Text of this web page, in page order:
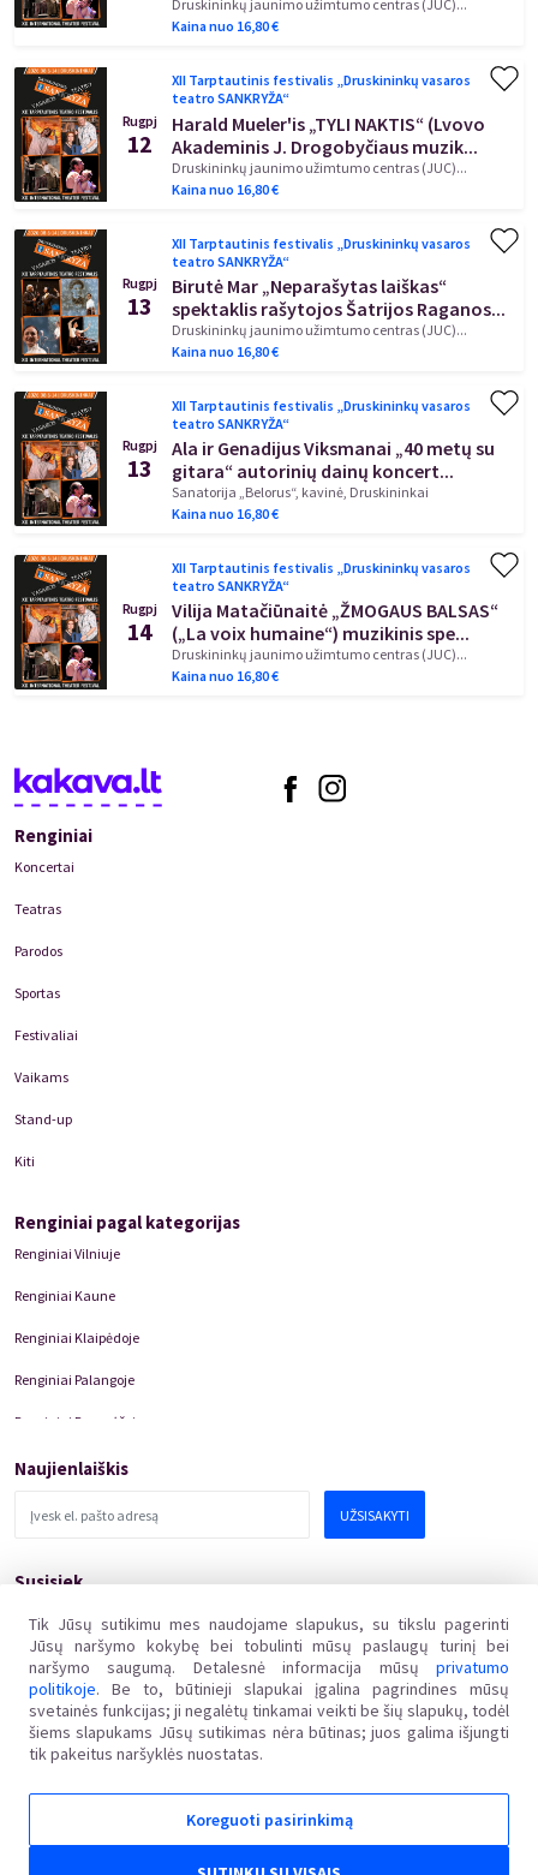
Druskininkų jaunimo užimtumo centras (JUC)...
Kaina nuo 16,80€
Rugpj
12
XII Tarptautinis festivalis „Druskininkų vasaros
teatro SANKRYŽA“
Harald Mueler'is „TYLI NAKTIS“ (Lvovo
Akademinis J. Drogobyčiaus muzik...
Druskininkų jaunimo užimtumo centras (JUC)...
Kaina nuo 16,80€
Rugpj
13
XII Tarptautinis festivalis „Druskininkų vasaros
teatro SANKRYŽA“
Birutė Mar „Neparašytas laiškas“
spektaklis rašytojos Šatrijos Raganos...
Druskininkų jaunimo užimtumo centras (JUC)...
Kaina nuo 16,80€
Rugpj
13
XII Tarptautinis festivalis „Druskininkų vasaros
teatro SANKRYŽA“
Ala ir Genadijus Viksmanai „40 metų su
gitara“ autorinių dainų koncert...
Sanatorija „Belorus“, kavinė, Druskininkai
Kaina nuo 16,80€
Rugpj
14
XII Tarptautinis festivalis „Druskininkų vasaros
teatro SANKRYŽA“
Vilija Matačiūnaitė „ŽMOGAUS BALSAS“
(„La voix humaine“) muzikinis spe...
Druskininkų jaunimo užimtumo centras (JUC)...
Kaina nuo 16,80€
Tik Jūsų sutikimu mes naudojame slapukus, su tikslu pagerinti
Jūsų naršymo kokybę bei tobulinti mūsų paslaugų turinį bei
naršymo saugumą. Detalesnė informacija mūsų privatumo
politikoje. Be to, būtinieji slapukai įgalina pagrindines mūsų
svetainės funkcijas; ji negalėtų tinkamai veikti be šių slapukų, todėl
šiems slapukams Jūsų sutikimas nėra būtinas; juos galima išjungti
tik pakeitus naršyklės nuostatas.
Koreguoti pasirinkimą
Renginiai
Koncertai
Teatras
Parodos
Sportas
Festivaliai
Vaikams
Stand-up
Kiti
Renginiai pagal kategorijas
Renginiai Vilniuje
Renginiai Kaune
Renginiai Klaipėdoje
Renginiai Palangoje
Renginiai Panevėžyje
Domino Teatro Spektakliai
Naujienlaiškis
UŽSISAKYTI
Susisiek
Adresas:Žalgirio g.135, LT-08217 Vilnius
Įmonės kodas:304769369
PVM mokėtojo kodas :LT100011648218
Respublikos vartotojų teisių apsaugos įstatymo nustatyta tvarka Valstybinėje vartotojų teisių